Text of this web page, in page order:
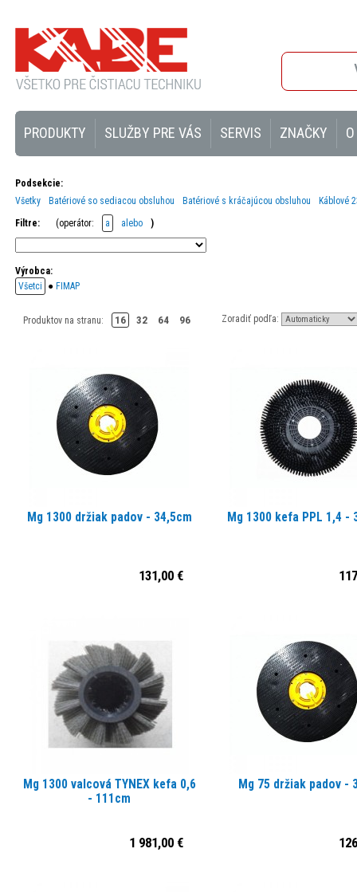
PRODUKTY SLUŽBY PRE VÁS SERVIS ZNAČKY
Podsekcie:
Všetky
Batériové so sediacou obsluhou Batériové s kráčajúcou obsluhou
Káblové
Filtre:
(operátor: a alebo )
Výrobca:
Všetci
● FIMAP
Produktov na stranu: 16 32 64 96 Zoradiť podľa:
Mg 1300 držiak padov - 34,5cm
131,00 €
Mg 1300 kefa PPL 1,4 -
Mg 1300 valcová TYNEX kefa 0,6
- 111cm
1 981,00 €
Mg 75 držiak padov -